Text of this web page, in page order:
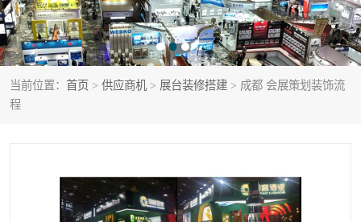
当前位置： 首页 > 供应商机 > 展台装修搭建 > 成都 会展策划装饰流
程
展厅装修 专柜制作
展会装修设计 展会搭建
活动策划 展会服务